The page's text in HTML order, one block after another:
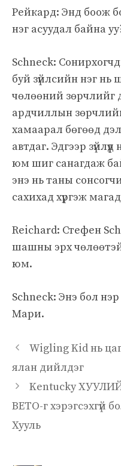
Рейкард: Энд боож
нэг асуудал байна
Schneck:
буй зүйлсийн нэг
чөлөөний зөрчлийг
ардчиллын
хамаарал бөгөөд
автдаг. Эдгээр
юм шиг санагдаж
энэ нь таны
сахихад хүргэж
Reichard: Стефен
шашны эрх
юм.
Schneck: Энэ бол
Мари.
Wigling Kid нь
ялан дийлдэг
Kentucky
ВЕТО-г хэрэгсэхгүй
Хууль